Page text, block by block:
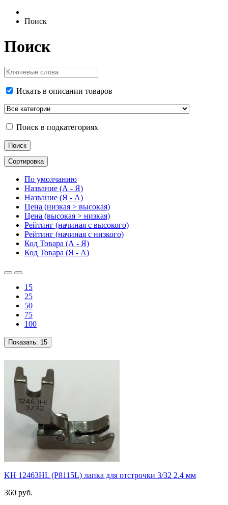
Поиск
Поиск
Искать в описании товаров
Поиск в подкатегориях
Сортировка
По умолчанию
Название (А - Я)
Название (Я - А)
Цена (низкая > высокая)
Цена (высокая > низкая)
Рейтинг (начиная с высокого)
Рейтинг (начиная с низкого)
Код Товара (А - Я)
Код Товара (Я - А)
15
25
50
75
100
Показать: 15
KH 12463HL (P8115L) лапка для отстрочки 3/32 2.4 мм
360 руб.